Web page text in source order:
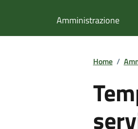
Amministrazione
Home /